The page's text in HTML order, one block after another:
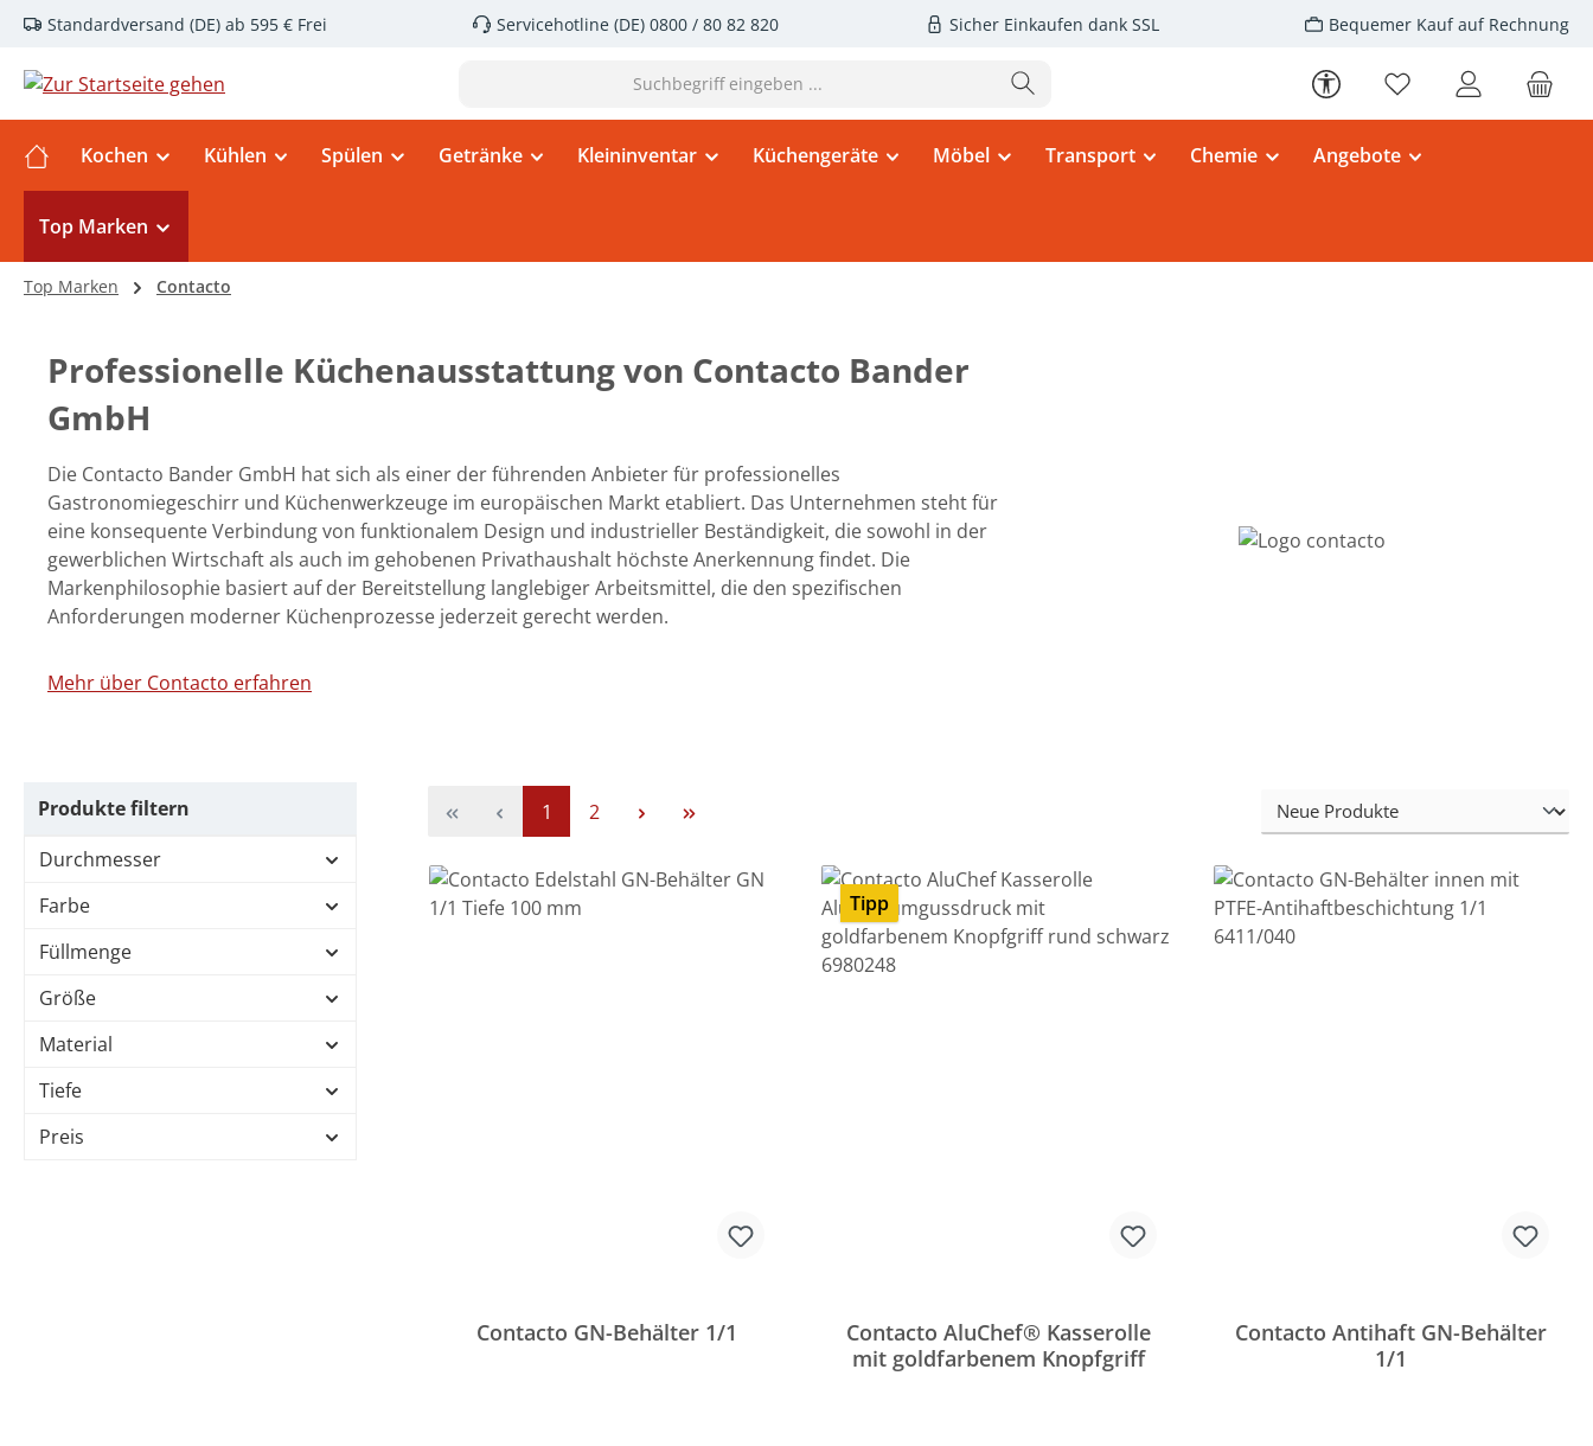
Hauptinhalt springen
Zur Suche springen
Zur Hauptnavigation springen
Standardversand (DE) ab 595 € Frei Servicehotline (DE) 0800 / 80 82 820 Sicher Einkaufen dank SSL Bequemer Kauf auf Rechnung
Werkzeugleiste anzeigen
Du hast 0 Produkte
Kochen Kühlen Spülen Getränke Kleininventar Küchengeräte Möbel Transport Chemie Angebote
Top Marken
Top Marken Contacto
Professionelle Küchenausstattung von Contacto Bander
GmbH
Die Contacto Bander GmbH hat sich als einer der führenden Anbieter für professionelles
Gastronomiegeschirr und Küchenwerkzeuge im europäischen Markt etabliert. Das Unternehmen steht für
eine konsequente Verbindung von funktionalem Design und industrieller Beständigkeit, die sowohl in der
gewerblichen Wirtschaft als auch im gehobenen Privathaushalt höchste Anerkennung findet. Die
Markenphilosophie basiert auf der Bereitstellung langlebiger Arbeitsmittel, die den spezifischen
Anforderungen moderner Küchenprozesse jederzeit gerecht werden.
Mehr über Contacto erfahren
Produkte filtern
Durchmesser
Farbe
Füllmenge
Größe
Material
Tiefe
Preis
Seite
1 Seite
2
Contacto GN-Behälter 1/1
Tipp
Contacto AluChef® Kasserolle
mit goldfarbenem Knopfgriff
Contacto Antihaft GN-Behälter
1/1